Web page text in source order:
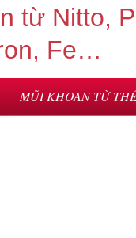
từ Nitto,
Fe…
MŨI KHOAN TỪ